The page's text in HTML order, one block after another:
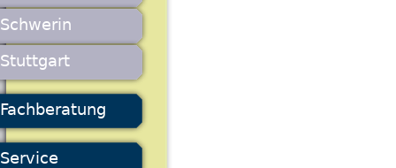
Schwerin
Stuttgart
Fachberatung
Service